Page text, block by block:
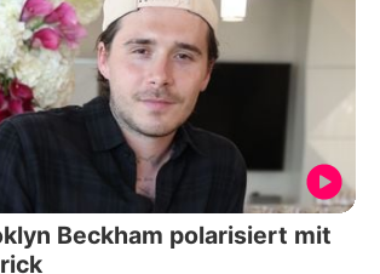
Beckham polarisiert mit